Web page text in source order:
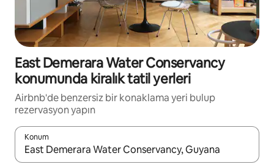
East Demerara Water Conservancy
konumunda kiralık tatil yerleri
Airbnb'de benzersiz bir konaklama yeri bulup
rezervasyon yapın
Konum
Sonuçlar kullanılabilir olduğunda yukarı ve aşağı oklarıyla